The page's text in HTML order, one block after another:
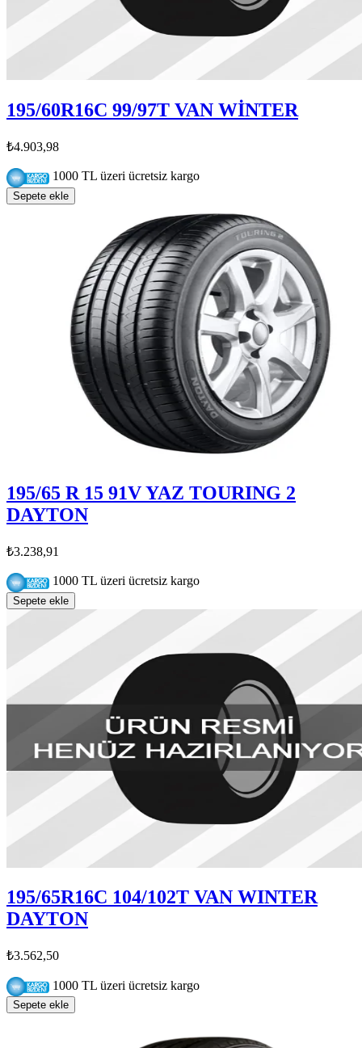
195/60R16C 99/97T VAN WİNTER
₺4.903,98
1000 TL üzeri ücretsiz kargo
Sepete ekle
195/65 R 15 91V YAZ TOURING 2
DAYTON
₺3.238,91
1000 TL üzeri ücretsiz kargo
Sepete ekle
195/65R16C 104/102T VAN WINTER
DAYTON
₺3.562,50
1000 TL üzeri ücretsiz kargo
Sepete ekle